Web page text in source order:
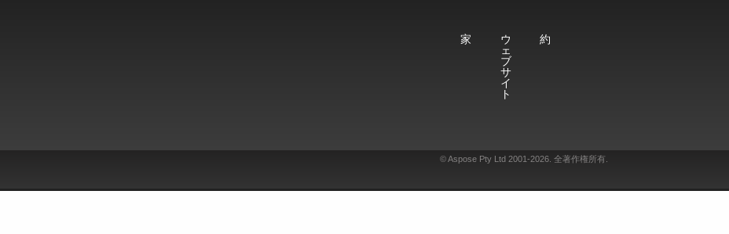
家 ウ
ェ
ブ
サ
イ
ト
約
© Aspose Pty Ltd 2001-2026. 全著作権所有.